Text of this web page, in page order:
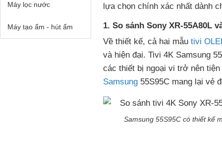
Máy lọc nước
Máy tạo ẩm - hút ẩm
lựa chọn chính xác nhất dành
1. So sánh Sony XR-55A80L
Về thiết kế, cả hai mẫu tivi
và hiện đại. Tivi 4K Samsung
các thiết bị ngoại vi trở nên
Samsung 55S95C mang lại vẻ
Samsung 55S95C có thiết kế